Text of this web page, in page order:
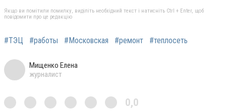
Якщо ви помітили помилку, виділіть необхідний текст і натисніть Ctrl + Enter, щоб
повідомити про це редакцію
#ТЭЦ #работы #Московская #ремонт #теплосеть
Мищенко Елена
журналист
0,0